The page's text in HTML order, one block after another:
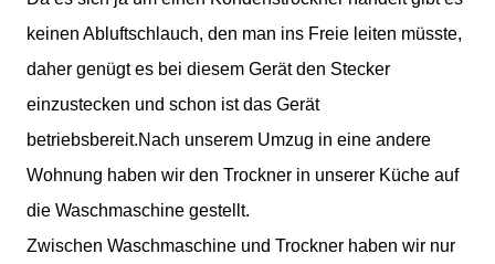
keinen Abluftschlauch, den man ins Freie leiten müsste,
daher genügt es bei diesem Gerät den Stecker
einzustecken und schon ist das Gerät
betriebsbereit.Nach unserem Umzug in eine andere
Wohnung haben wir den Trockner in unserer Küche auf
die Waschmaschine gestellt.
Zwischen Waschmaschine und Trockner haben wir nur